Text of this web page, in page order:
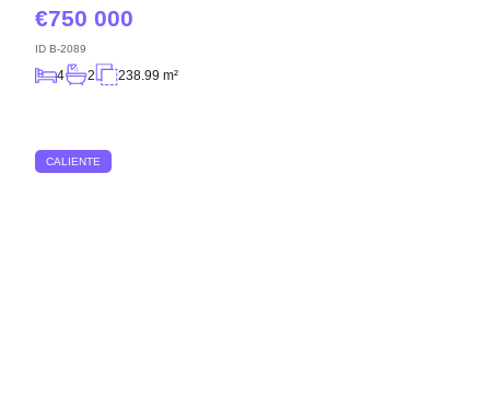
750 000
ID B-2089
4 2 238.99 m²
CALIENTE